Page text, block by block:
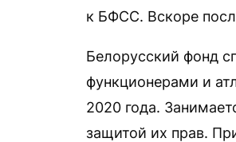
к БФСС. Вскоре
Белорусский фонд
функционерами и
2020 года.
защитой их прав.